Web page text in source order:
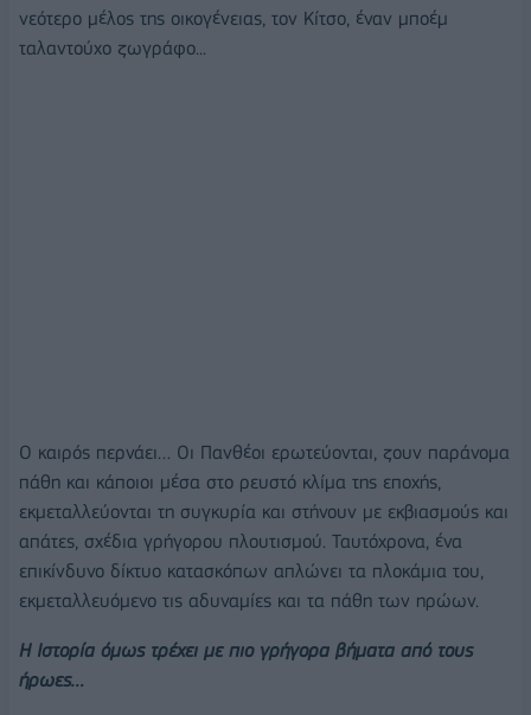
νεότερο μέλος της οικογένειας, τον Κίτσο, έναν μποέμ
ταλαντούχο ζωγράφο...
Ο καιρός περνάει… Οι Πανθέοι ερωτεύονται, ζουν παράνομα
πάθη και κάποιοι μέσα στο ρευστό κλίμα της εποχής,
εκμεταλλεύονται τη συγκυρία και στήνουν με εκβιασμούς και
απάτες, σχέδια γρήγορου πλουτισμού. Ταυτόχρονα, ένα
επικίνδυνο δίκτυο κατασκόπων απλώνει τα πλοκάμια του,
εκμεταλλευόμενο τις αδυναμίες και τα πάθη των ηρώων.
Η Ιστορία όμως τρέχει με πιο γρήγορα βήματα από τους
ήρωες…